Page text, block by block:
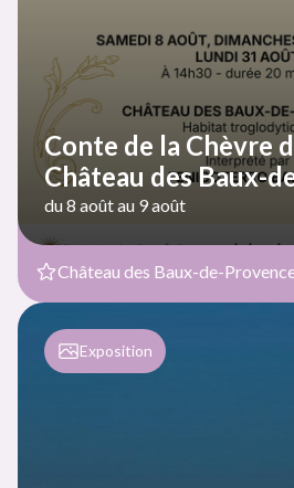
Conte de la Chèvre
Château des Baux-
du 8 août au 9 août
Château des Baux-de-
Exposition